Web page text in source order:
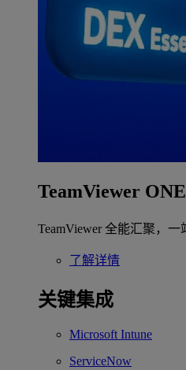
TeamViewer ONE
TeamViewer 全能汇聚，一
了解详情
关键集成
Microsoft Intune
ServiceNow